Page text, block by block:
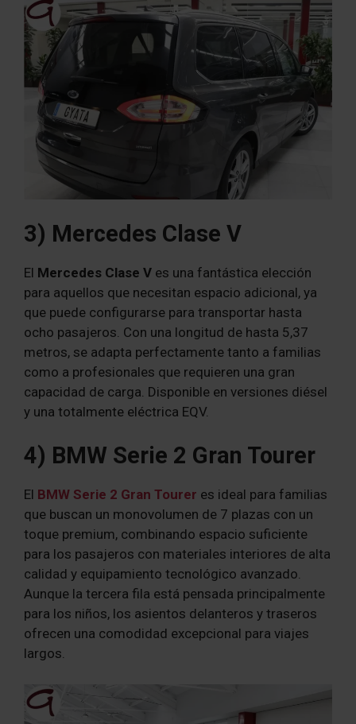
3) Mercedes Clase V
El Mercedes Clase V es una fantástica elección
para aquellos que necesitan espacio adicional, ya
que puede configurarse para transportar hasta
ocho pasajeros. Con una longitud de hasta 5,37
metros, se adapta perfectamente tanto a familias
como a profesionales que requieren una gran
capacidad de carga. Disponible en versiones diésel
y una totalmente eléctrica EQV.
4) BMW Serie 2 Gran Tourer
El BMW Serie 2 Gran Tourer es ideal para familias
que buscan un monovolumen de 7 plazas con un
toque premium, combinando espacio suficiente
para los pasajeros con materiales interiores de alta
calidad y equipamiento tecnológico avanzado.
Aunque la tercera fila está pensada principalmente
para los niños, los asientos delanteros y traseros
ofrecen una comodidad excepcional para viajes
largos.